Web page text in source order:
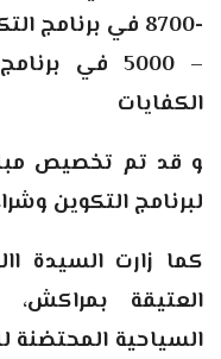
-8700 في برنامج التكوين الأولي
– 5000 في
الكفايات
لبرنامج التكوين
كما زارت السيدة
العتيقة
السياحية المحتضنة